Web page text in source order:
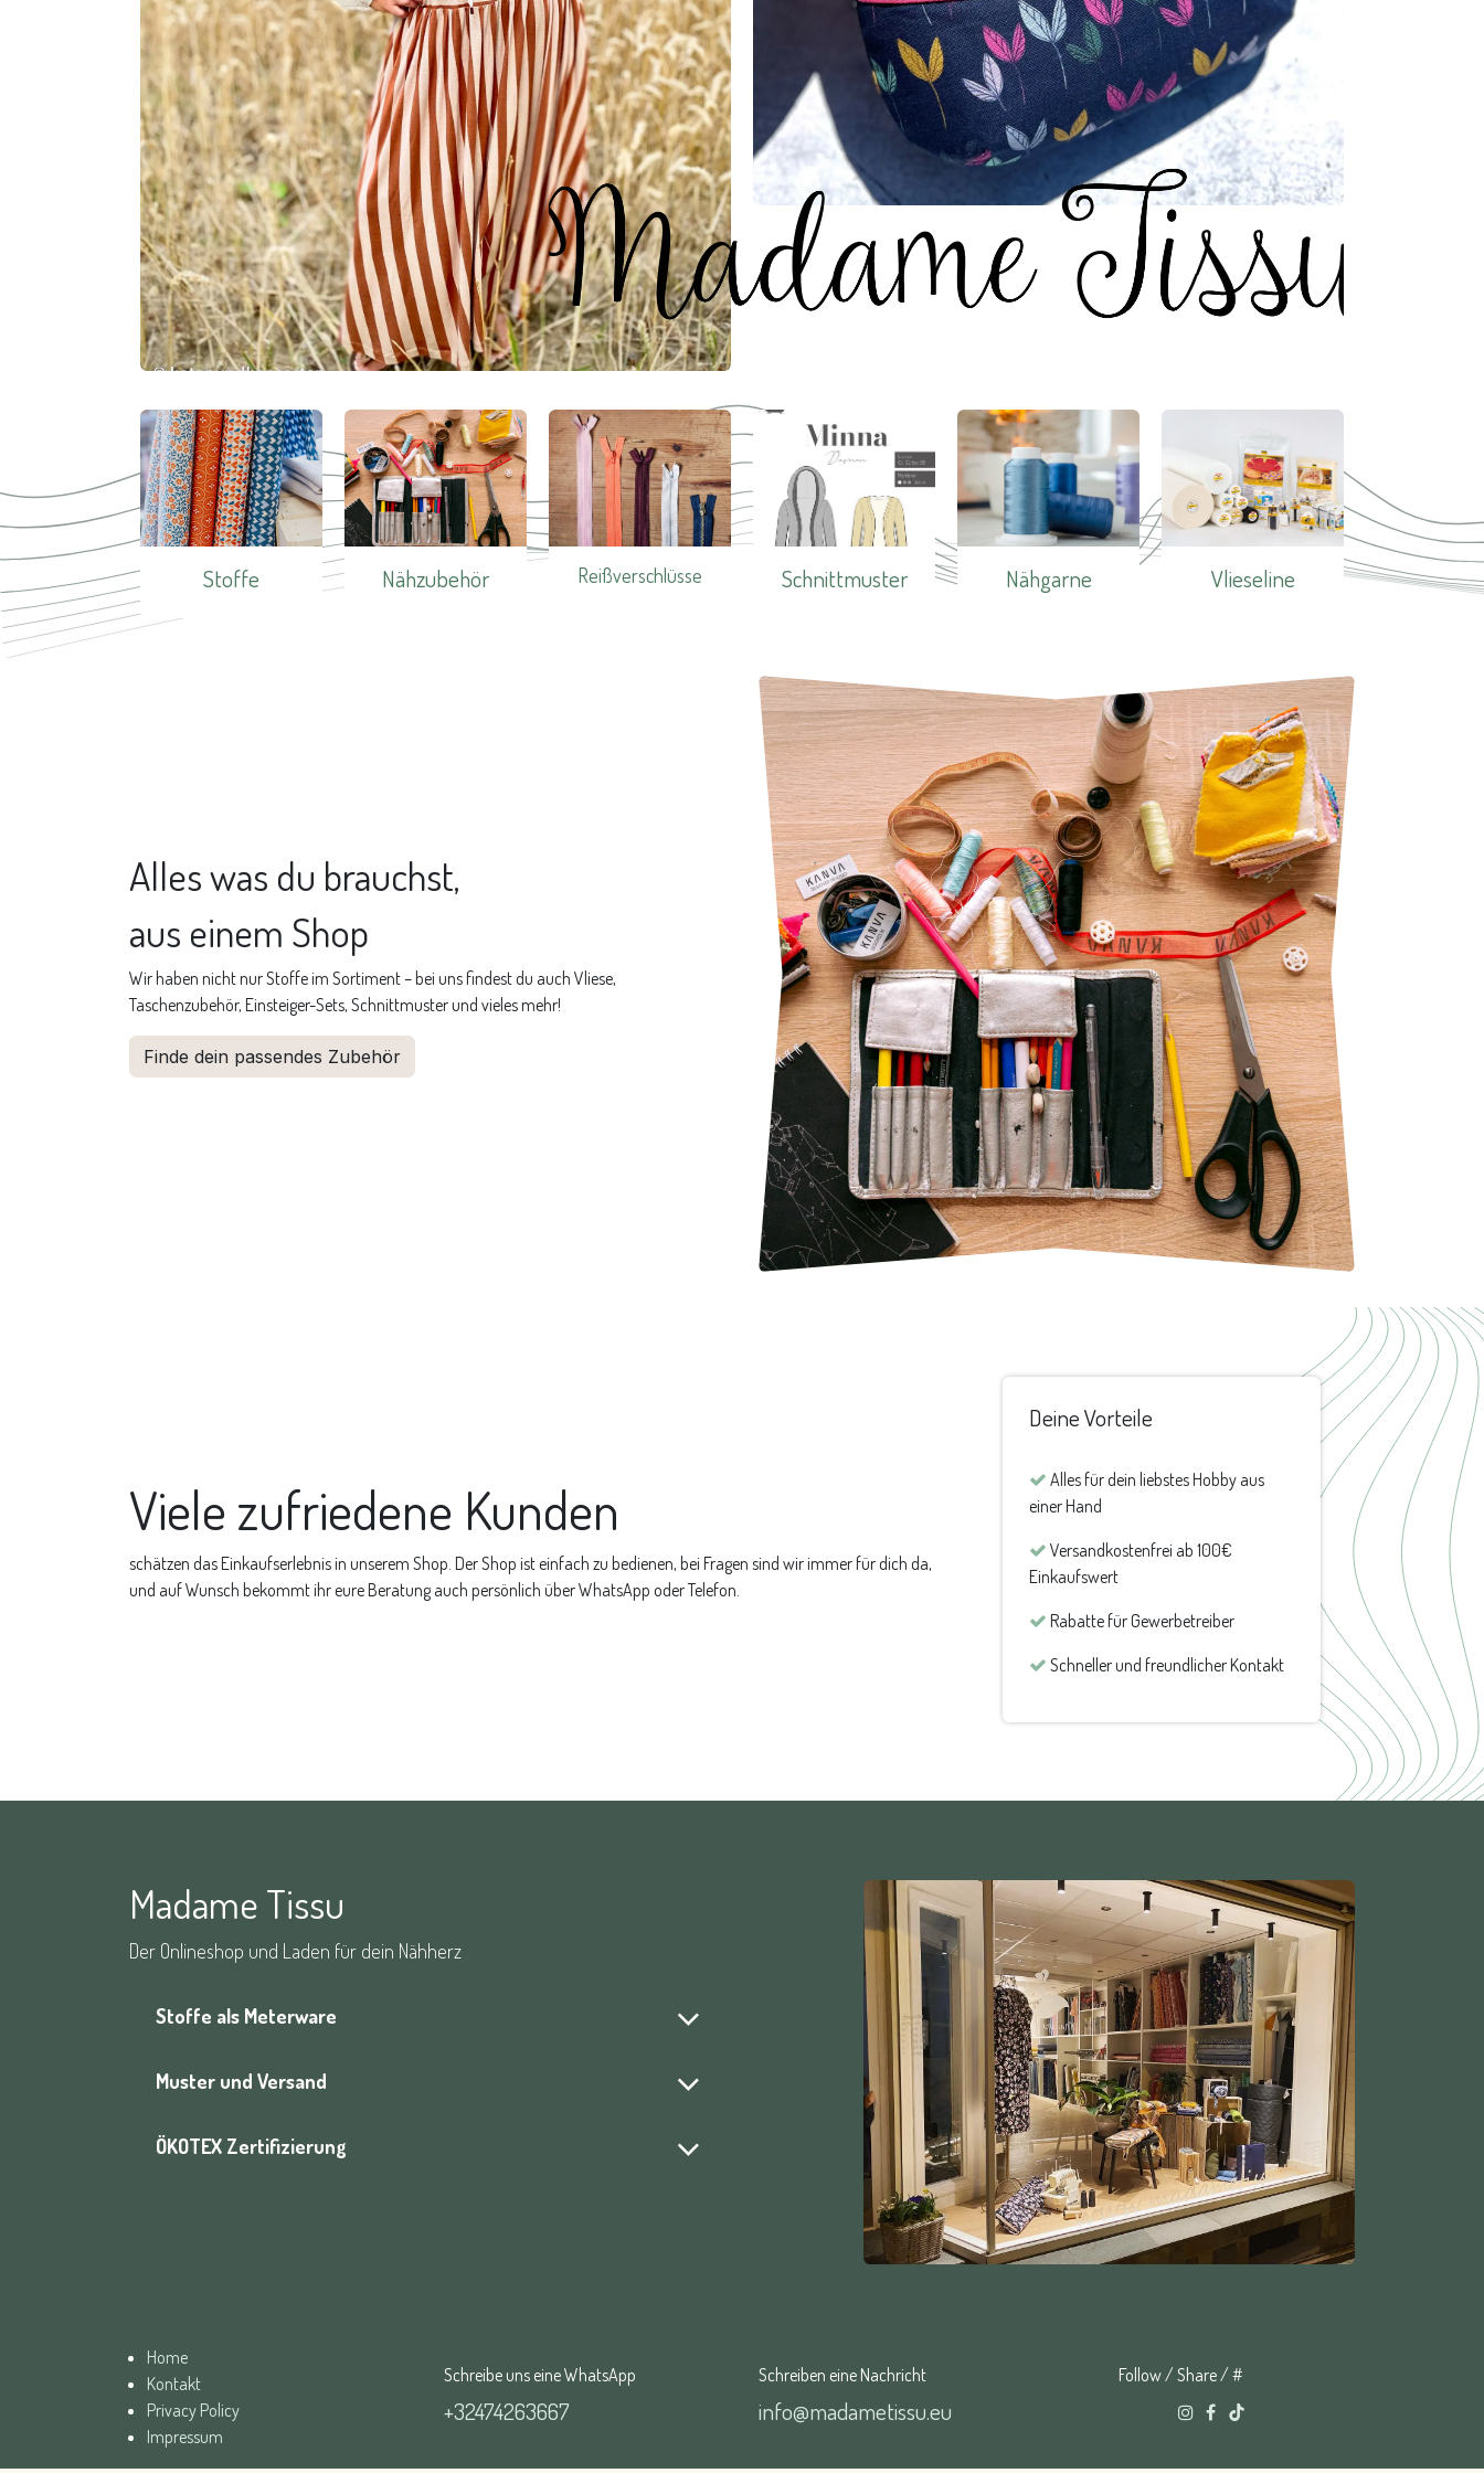
Stoffe Nähzubehör Reißverschlüsse Schnittmuster Nähgarne Vlieseline
Alles was du brauchst,
aus einem Shop
Wir haben nicht nur Stoffe im Sortiment – bei uns findest du auch Vliese,
Taschenzubehör, Einsteiger-Sets, Schnittmuster und vieles mehr!
Finde dein passendes Zubehör
Viele zufriedene Kunden
schätzen das Einkaufserlebnis in unserem Shop. Der Shop ist einfach zu bedienen, bei Fragen sind wir immer für dich da,
und auf Wunsch bekommt ihr eure Beratung auch persönlich über WhatsApp oder Telefon.
Deine Vorteile
Alles für dein liebstes Hobby aus
einer Hand
Versandkostenfrei ab 100€
Einkaufswert
Rabatte für Gewerbetreiber
Schneller und freundlicher Kontakt
Madame Tissu
Der Onlineshop und Laden für dein Nähherz
Stoffe als Meterware
Muster und Versand
ÖKOTEX Zertifizierung
Home
Kontakt
Privacy Policy
Impressum
Schreibe uns eine WhatsApp
+32474263667
Schreiben eine Nachricht
info@madametissu.eu
Follow / Share / #